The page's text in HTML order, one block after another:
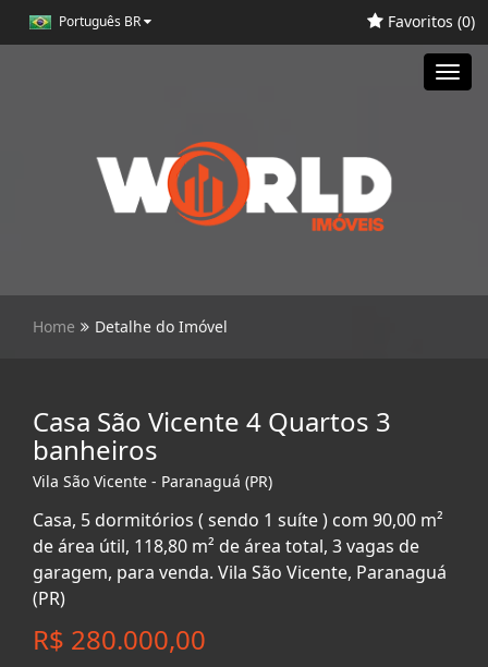
Português BR Favoritos (0)
Home Detalhe do Imóvel
Casa São Vicente 4 Quartos 3
banheiros
Vila São Vicente - Paranaguá (PR)
Casa, 5 dormitórios ( sendo 1 suíte ) com 90,00 m²
de área útil, 118,80 m² de área total, 3 vagas de
garagem, para venda. Vila São Vicente, Paranaguá
(PR)
R$ 280.000,00